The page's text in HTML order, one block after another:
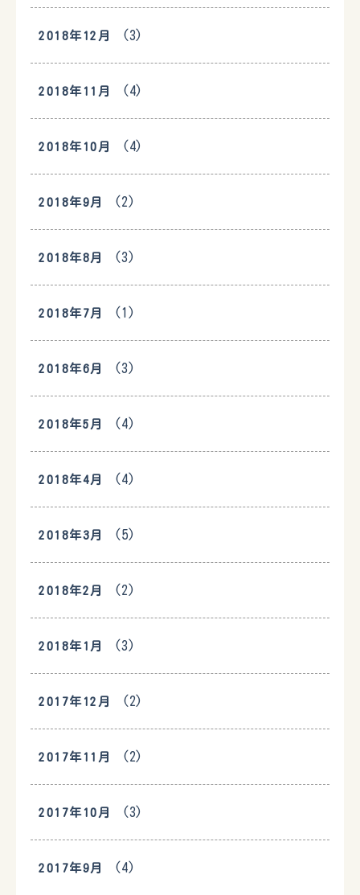
2018年12月 (3)
2018年11月 (4)
2018年10月 (4)
2018年9月 (2)
2018年8月 (3)
2018年7月 (1)
2018年6月 (3)
2018年5月 (4)
2018年4月 (4)
2018年3月 (5)
2018年2月 (2)
2018年1月 (3)
2017年12月 (2)
2017年11月 (2)
2017年10月 (3)
2017年9月 (4)